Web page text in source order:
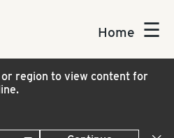
Home ☰
region to view content for